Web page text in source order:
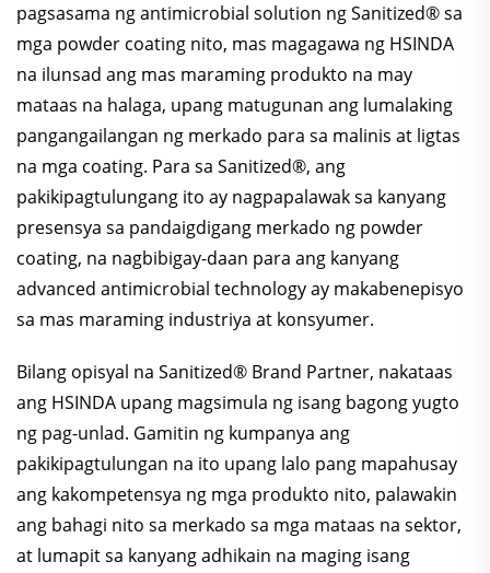
pagsasama ng antimicrobial solution ng Sanitized® sa
mga powder coating nito, mas magagawa ng HSINDA
na ilunsad ang mas maraming produkto na may
mataas na halaga, upang matugunan ang lumalaking
pangangailangan ng merkado para sa malinis at ligtas
na mga coating. Para sa Sanitized®, ang
pakikipagtulungang ito ay nagpapalawak sa kanyang
presensya sa pandaigdigang merkado ng powder
coating, na nagbibigay-daan para ang kanyang
advanced antimicrobial technology ay makabenepisyo
sa mas maraming industriya at konsyumer.
Bilang opisyal na Sanitized® Brand Partner, nakataas
ang HSINDA upang magsimula ng isang bagong yugto
ng pag-unlad. Gamitin ng kumpanya ang
pakikipagtulungan na ito upang lalo pang mapahusay
ang kakompetensya ng mga produkto nito, palawakin
ang bahagi nito sa merkado sa mga mataas na sektor,
at lumapit sa kanyang adhikain na maging isang